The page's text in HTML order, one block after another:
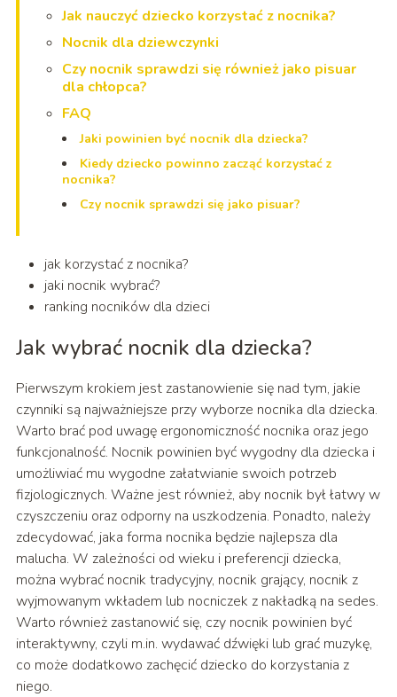
Jak nauczyć dziecko korzystać z nocnika?
Nocnik dla dziewczynki
Czy nocnik sprawdzi się również jako pisuar
dla chłopca?
FAQ
Jaki powinien być nocnik dla dziecka?
Kiedy dziecko powinno zacząć korzystać z
nocnika?
Czy nocnik sprawdzi się jako pisuar?
jak korzystać z nocnika?
jaki nocnik wybrać?
ranking nocników dla dzieci
Jak wybrać nocnik dla dziecka?
Pierwszym krokiem jest zastanowienie się nad tym, jakie
czynniki są najważniejsze przy wyborze nocnika dla dziecka.
Warto brać pod uwagę ergonomiczność nocnika oraz jego
funkcjonalność. Nocnik powinien być wygodny dla dziecka i
umożliwiać mu wygodne załatwianie swoich potrzeb
fizjologicznych. Ważne jest również, aby nocnik był łatwy w
czyszczeniu oraz odporny na uszkodzenia. Ponadto, należy
zdecydować, jaka forma nocnika będzie najlepsza dla
malucha. W zależności od wieku i preferencji dziecka,
można wybrać nocnik tradycyjny, nocnik grający, nocnik z
wyjmowanym wkładem lub nocniczek z nakładką na sedes.
Warto również zastanowić się, czy nocnik powinien być
interaktywny, czyli m.in. wydawać dźwięki lub grać muzykę,
co może dodatkowo zachęcić dziecko do korzystania z
niego.